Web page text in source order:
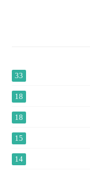
33
18
18
15
14